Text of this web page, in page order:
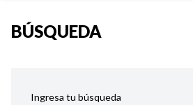
BÚSQUEDA
Ingresa tu búsqueda